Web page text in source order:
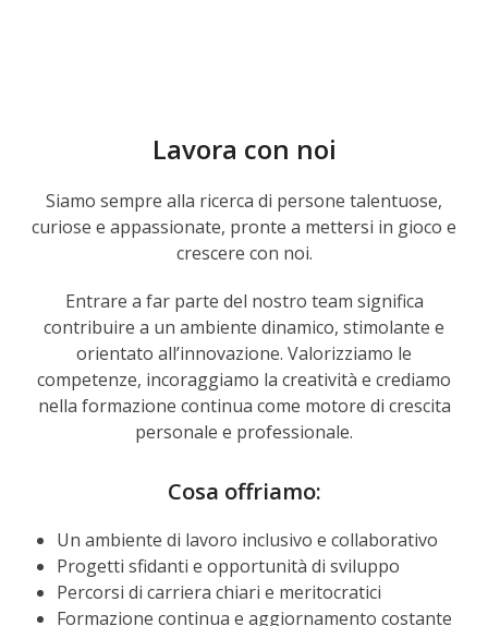
Lavora con noi
Siamo sempre alla ricerca di persone talentuose,
curiose e appassionate, pronte a mettersi in gioco e
crescere con noi.
Entrare a far parte del nostro team significa
contribuire a un ambiente dinamico, stimolante e
orientato all’innovazione. Valorizziamo le
competenze, incoraggiamo la creatività e crediamo
nella formazione continua come motore di crescita
personale e professionale.
Cosa offriamo:
Un ambiente di lavoro inclusivo e collaborativo
Progetti sfidanti e opportunità di sviluppo
Percorsi di carriera chiari e meritocratici
Formazione continua e aggiornamento costante